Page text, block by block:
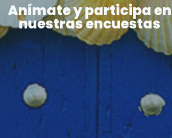
Anímate y participa en
nuestras encuestas